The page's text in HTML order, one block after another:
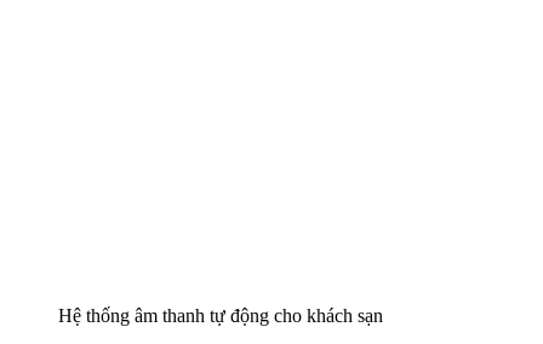
Hệ thống âm thanh tự động cho khách sạn